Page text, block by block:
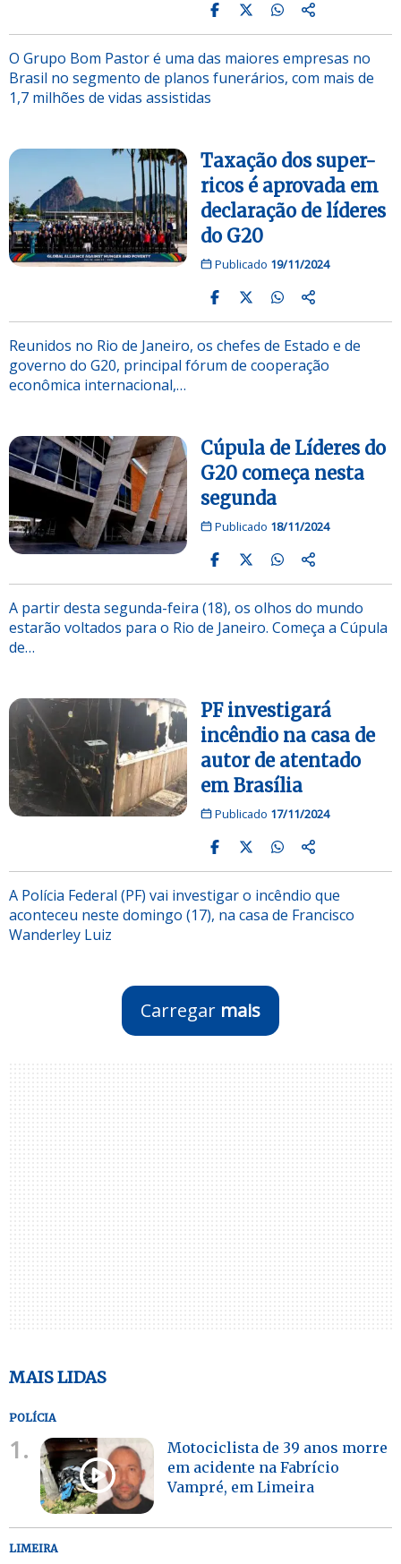
O Grupo Bom Pastor é uma das maiores empresas no
Brasil no segmento de planos funerários, com mais de
1,7 milhões de vidas assistidas
Taxação dos super-
ricos é aprovada em
declaração de líderes
do G20
Publicado 19/11/2024
Reunidos no Rio de Janeiro, os chefes de Estado e de
governo do G20, principal fórum de cooperação
econômica internacional,…
Cúpula de Líderes do
G20 começa nesta
segunda
Publicado 18/11/2024
A partir desta segunda-feira (18), os olhos do mundo
estarão voltados para o Rio de Janeiro. Começa a Cúpula
de…
PF investigará
incêndio na casa de
autor de atentado
em Brasília
Publicado 17/11/2024
A Polícia Federal (PF) vai investigar o incêndio que
aconteceu neste domingo (17), na casa de Francisco
Wanderley Luiz
Carregar mais
MAIS LIDAS
POLÍCIA
1.
Motociclista de 39 anos morre
em acidente na Fabrício
Vampré, em Limeira
LIMEIRA